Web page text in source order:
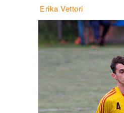
Erika Vettori